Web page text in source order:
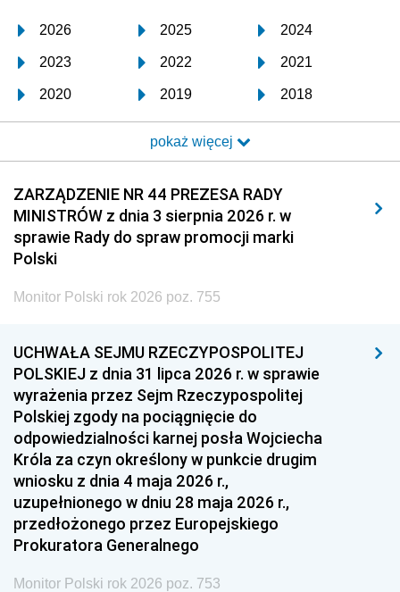
2026 2025 2024
2023 2022 2021
2020 2019 2018
2017 2016 2015
2014 2013 2012
2011 2010 2009
2008 2007 2006
2005
1996 1995 1994
1993 1992 1991
1990 1989
1987 1986 1985
1984 1983
1981 1980 1979
1978 1977
1975 1974
pokaż więcej
ZARZĄDZENIE NR 44 PREZESA RADY
MINISTRÓW z dnia 3 sierpnia 2026 r. w
sprawie Rady do spraw promocji marki
Polski
Monitor Polski rok 2026 poz. 755
UCHWAŁA SEJMU RZECZYPOSPOLITEJ
POLSKIEJ z dnia 31 lipca 2026 r. w sprawie
wyrażenia przez Sejm Rzeczypospolitej
Polskiej zgody na pociągnięcie do
odpowiedzialności karnej posła Wojciecha
Króla za czyn określony w punkcie drugim
wniosku z dnia 4 maja 2026 r.,
uzupełnionego w dniu 28 maja 2026 r.,
przedłożonego przez Europejskiego
Prokuratora Generalnego
Monitor Polski rok 2026 poz. 753